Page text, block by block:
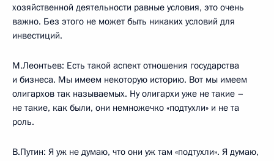
хозяйственной деятельности равные условия, это очень
важно. Без этого не может быть никаких условий для
инвестиций.
М.Леонтьев: Есть такой аспект отношения государства
и бизнеса. Мы имеем некоторую историю. Вот мы имеем
олигархов так называемых. Ну олигархи уже не такие –
не такие, как были, они немножечко «подтухли» и не та
роль.
В.Путин: Я уж не думаю, что они уж там «подтухли». Я думаю,